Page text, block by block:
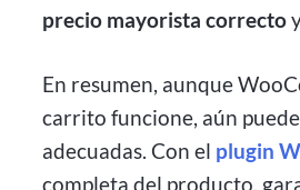
precio mayorista correcto
En resumen, aunque
carrito funcione, aún
adecuadas. Con el plugin
completa del producto,